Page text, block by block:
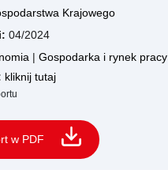
Krajowego
04/2024
| Gospodarka i rynek pracy
kliknij tutaj
w PDF